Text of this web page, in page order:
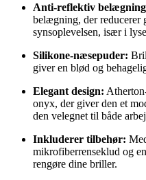
Anti-reflektiv
belægning, der reducerer
synsoplevelsen, især i
Silikone-næsepuder:
giver en blød og
Elegant design:
onyx, der giver den et
den velegnet til både
Inkluderer tilbehør:
mikrofiberrenseklud og
rengøre dine briller.